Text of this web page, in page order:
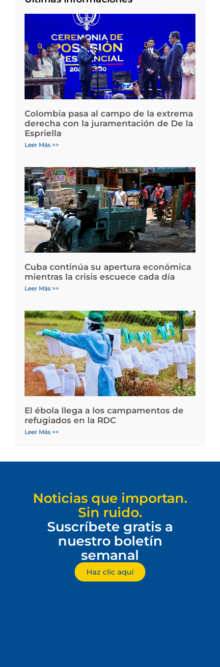
Colombia pasa al campo de la extrema
derecha con la juramentación de De la
Espriella
Leer Más >>
Cuba continúa su apertura económica
mientras la crisis escuece cada día
Leer Más >>
El ébola llega a los campamentos de
refugiados en la RDC
Leer Más >>
Noticias que importan.
Sin ruido.
Suscríbete gratis a
nuestro boletín
semanal
Haz clic aquí